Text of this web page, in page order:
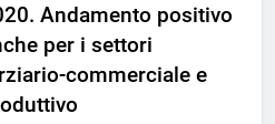
Andamento positivo
per i settori
commerciale e